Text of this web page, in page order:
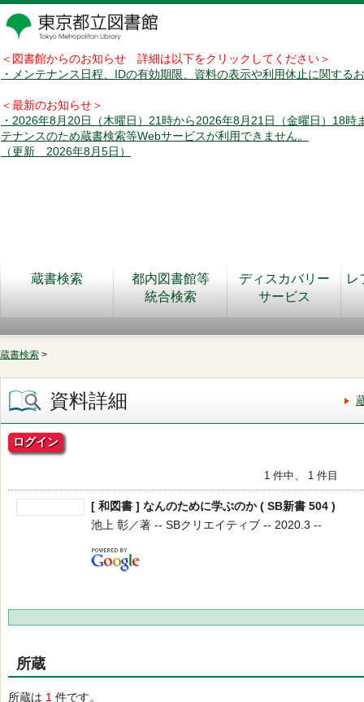
＜図書館からのお知らせ 詳細は以下をクリックしてください＞
・メンテナンス日程、IDの有効期限、資料の表示や利用休止に関する
＜最新のお知らせ＞
・2026年8月20日（木曜日）21時から2026年8月21日（金曜日）18時
テナンスのため蔵書検索等Webサービスが利用できません。
（更新 2026年8月5日）
蔵書検索
都内図書館等
統合検索
ディスカバリー
サービス
レ
蔵書検索 >
資料詳細
ログイン
1 件中、 1 件目
[ 和図書 ] なんのために学ぶのか ( SB新書 504 )
池上 彰／著 -- SBクリエイティブ -- 2020.3 --
所蔵
所蔵は 1 件です。